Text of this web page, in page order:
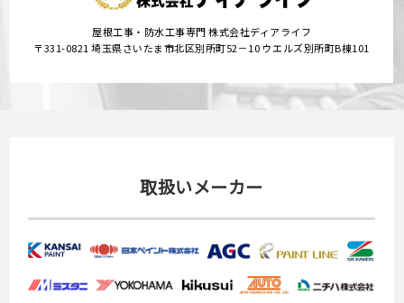
屋根工事・防水工事専門 株式会社ディアライフ
〒331-0821 埼玉県さいたま市北区別所町52－10 ウエルズ別所町B棟101
取扱いメーカー